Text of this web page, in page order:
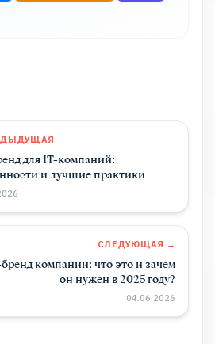
для IT-компаний:
и лучшие практики
СЛЕДУЮЩАЯ →
компании: что это и зачем
он нужен в 2025 году?
04.06.2026